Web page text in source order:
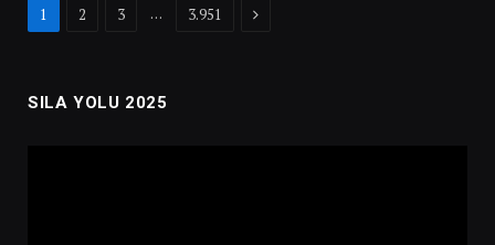
1 2 3 … 3.951 Next
SILA YOLU 2025